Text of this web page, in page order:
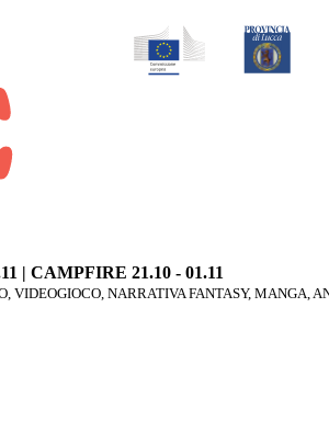
| CAMPFIRE 21.10 - 01.11
NARRATIVA FANTASY, MANGA,